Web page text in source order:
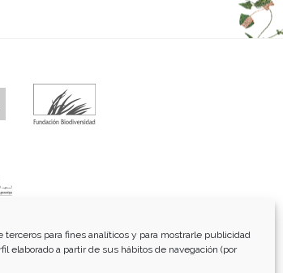
terceros para fines analíticos y para mostrarle publicidad
elaborado a partir de sus hábitos de navegación (por
91 543 46 73